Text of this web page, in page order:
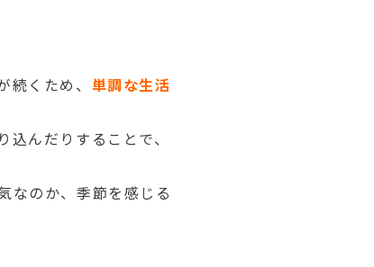
くため、 単調な生活
込んだりすることで、
なのか、季節を感じる